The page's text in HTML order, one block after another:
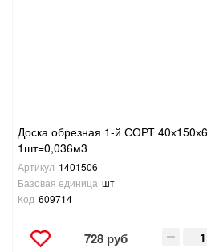
Доска обрезная 1-й СОРТ
1шт=0,036м3
Артикул 1401506
Базовая единица шт
Код 609714
728 руб